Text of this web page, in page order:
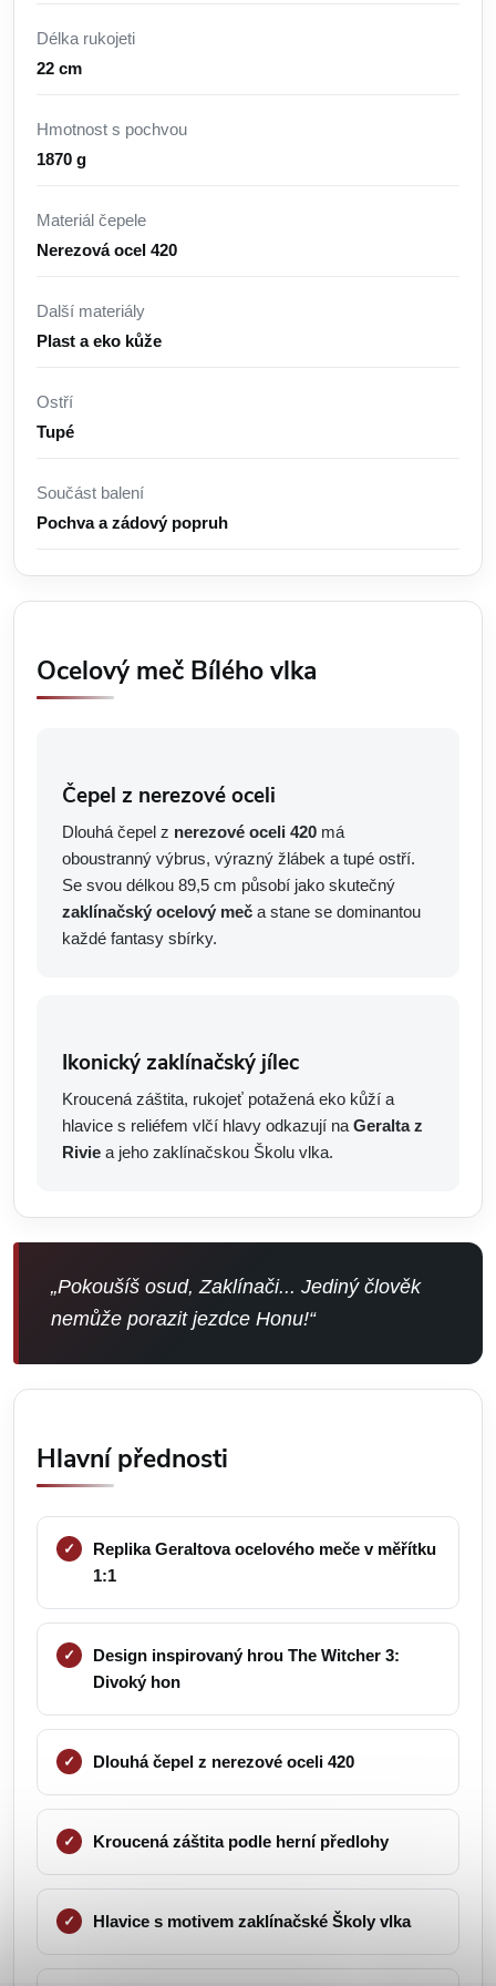
Délka rukojeti
22 cm
Hmotnost s pochvou
1870 g
Materiál čepele
Nerezová ocel 420
Další materiály
Plast a eko kůže
Ostří
Tupé
Součást balení
Pochva a zádový popruh
Ocelový meč Bílého vlka
Čepel z nerezové oceli
Dlouhá čepel z nerezové oceli 420 má
oboustranný výbrus, výrazný žlábek a tupé ostří.
Se svou délkou 89,5 cm působí jako skutečný
zaklínačský ocelový meč a stane se dominantou
každé fantasy sbírky.
Ikonický zaklínačský jílec
Kroucená záštita, rukojeť potažená eko kůží a
hlavice s reliéfem vlčí hlavy odkazují na Geralta z
Rivie a jeho zaklínačskou Školu vlka.
„Pokoušíš osud, Zaklínači... Jediný člověk
nemůže porazit jezdce Honu!“
Hlavní přednosti
Replika Geraltova ocelového meče v měřítku
1:1
Design inspirovaný hrou The Witcher 3:
Divoký hon
Dlouhá čepel z nerezové oceli 420
Kroucená záštita podle herní předlohy
Hlavice s motivem zaklínačské Školy vlka